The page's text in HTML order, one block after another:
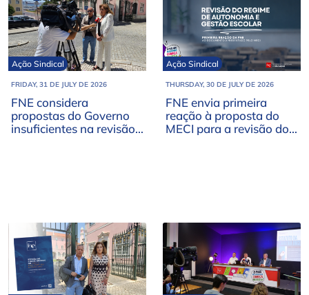
Ação Sindical
FRIDAY, 31 DE JULY DE 2026
FNE considera
propostas do Governo
insuficientes na revisão
Ação Sindical
THURSDAY, 30 DE JULY DE 2026
FNE envia primeira
reação à proposta do
MECI para a revisão do